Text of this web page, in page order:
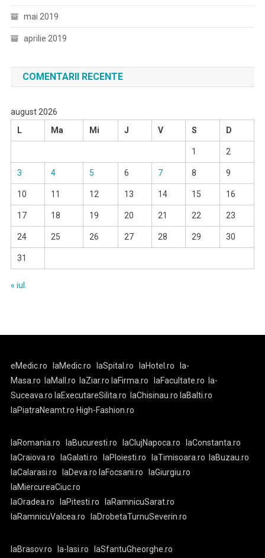
mai 2019
aprilie 2019
COMENTARII RECENTE
august 2026
L
Ma Mi J V S D
1 2
3 4 5 6 7 8 9
10 11 12 13 14 15 16
17 18 19 20 21 22 23
24 25 26 27 28 29 30
31
« iul.
eMedic.ro laMedic.ro laSpital.ro laHotel.ro
la-
Masa.ro
laMall.ro laZiar.ro laFirma.ro laFacultate.ro
la-
Suceava.ro laExecutareSilita.ro laChisinau.ro laBalti.ro
laPiatraNeamt.ro High-Fashion.ro
laRomania.ro laBucuresti.ro laClujNapoca.ro
laConstanta.ro
laCraiova.ro
laGalati.ro laPloiesti.ro laTimisoara.ro
laBuzau.ro
laCalarasi.ro
laDeva.ro laFocsani.ro
laGiurgiu.ro
laMiercureaCiuc.ro
laOradea.ro
laPitesti.ro
laRamnicuSarat.ro
laRamnicuValcea.ro
laDrobetaTurnuSeverin.ro
laBrasov.ro la-Iasi.ro laSfantuGheorghe.ro